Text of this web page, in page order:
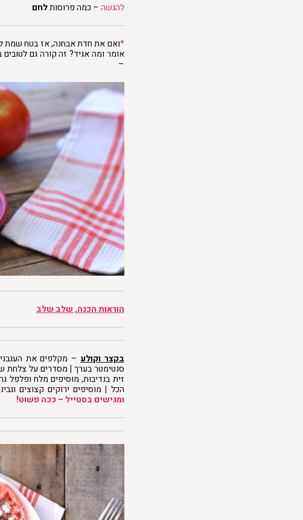
להגשה – כמה פרוסותלחם
*ואם את חדת אבחנה, אז בטח שמת
אומר ומה אגיד? זה קורה גם לטובים
–
הוראות הכנה, שלב שלב
בקצר וקולע – מקלפים את
סנטימטר בערך | מסדרים על צלחת
זית בנדיבות, מוסיפים מלח ופלפל
הכל |מוסיפים ירוקים קצוצים
ומגישים בסטייל – ככה פשוט!